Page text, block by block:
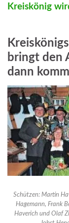
Kreiskönig
bringt den
dann
Schützen: Martin
Hagemann, Frank
Haverich und Olaf